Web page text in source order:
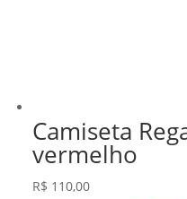
Camiseta
vermelho
R$ 110,00